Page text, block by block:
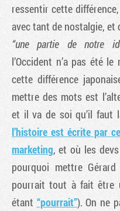
ressentir cette
avec tant de nostalgie, et
“une partie de notre
l’Occident n’a pas été
cette différence
mettre des mots est
et il va de soi qu’il faut
l’histoire est écrite par
marketing, et où les
pourquoi mettre
pourrait tout à fait être
étant “pourrait”). On ne